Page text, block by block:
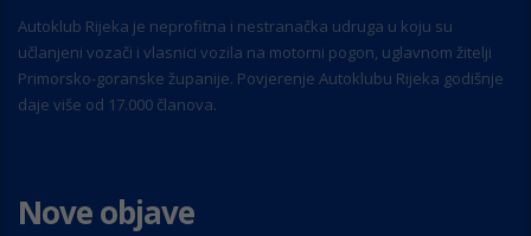
Autoklub Rijeka je neprofitna i nestranačka udruga u koju su
učlanjeni vozači i vlasnici vozila na motorni pogon, uglavnom žitelji
Primorsko-goranske županije. Povjerenje Autoklubu Rijeka godišnje
daje više od 17.000 članova.
Nove objave